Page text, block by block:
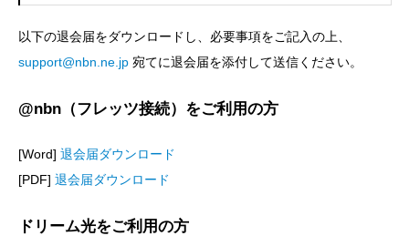
以下の退会届をダウンロードし、必要事項をご記入の上、
support@nbn.ne.jp 宛てに退会届を添付して送信ください。
@nbn（フレッツ接続）をご利用の方
[Word] 退会届ダウンロード
[PDF] 退会届ダウンロード
ドリーム光をご利用の方